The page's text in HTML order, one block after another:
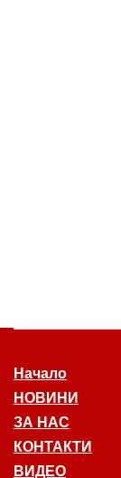
Начало
НОВИНИ
ЗА НАС
КОНТАКТИ
ВИДЕО